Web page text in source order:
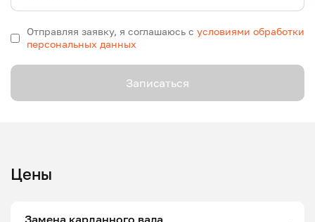
Отправляя заявку, я соглашаюсь с условиями обработки
персональных данных
Записаться
Цены
Замена карданного вала